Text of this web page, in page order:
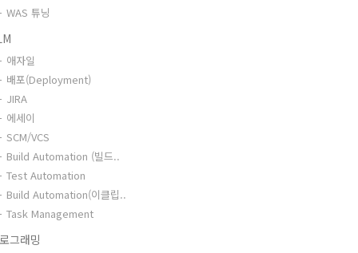
WAS 튜닝
애자일
배포(Deployment)
JIRA
에세이
SCM/VCS
Build Automation (빌드..
Test Automation
Build Automation(이클립..
Task Management
그래밍